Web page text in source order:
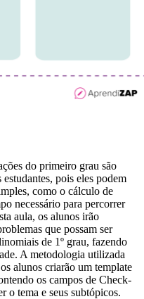
do primeiro grau são
pois eles podem
como o cálculo de
necessário para percorrer
aula, os alunos irão
que possam ser
de 1º grau, fazendo
A metodologia utilizada
alunos criarão um template
os campos de Check-
o tema e seus subtópicos.